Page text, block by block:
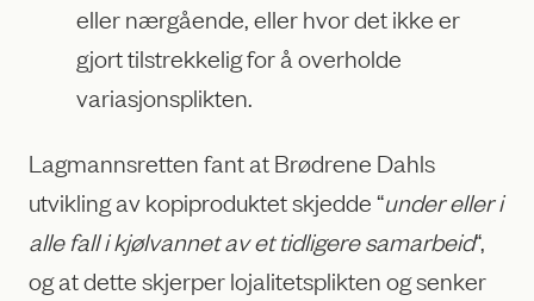
eller nærgående, eller hvor det ikke er
gjort tilstrekkelig for å overholde
variasjonsplikten.
Lagmannsretten fant at Brødrene Dahls
utvikling av kopiproduktet skjedde “under eller i
alle fall i kjølvannet av et tidligere samarbeid“,
og at dette skjerper lojalitetsplikten og senker